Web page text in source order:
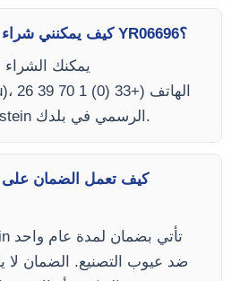
كيف يمكنني شراء جهاز تحليل الرطوبة YR06696؟
يمكنك الشراء
)، الهاتف (+33 (0) 1 70 39 26
50) أو عبر موقع Kalstein الرسمي في بلدك.
كيف تعمل الضمان على
ضد عيوب التصنيع. الضمان لا